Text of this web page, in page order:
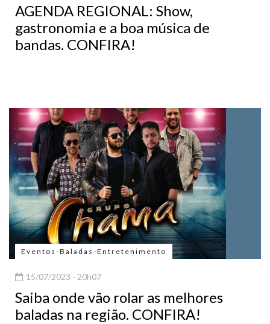
AGENDA REGIONAL: Show,
gastronomia e a boa música de
bandas. CONFIRA!
Eventos-Baladas-Entretenimento
15/07/2023 - 20h07
Saiba onde vão rolar as melhores
baladas na região. CONFIRA!